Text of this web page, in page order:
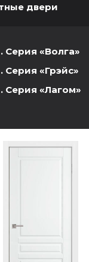
двери
Серия «Волга»
Серия «Грэйс»
Серия «Лагом»